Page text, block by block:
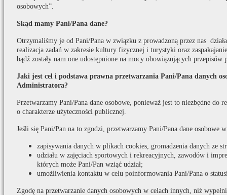
osobowych”.
Skąd mamy Pani/Pana dane?
Otrzymaliśmy je od Pani/Pana w związku z prowadzoną przez nas
realizacja zadań w zakresie kultury fizycznej i turystyki oraz
bądź zostały nam one udostępnione na mocy obowiązujących przepisów
Jaki jest cel i podstawa prawna przetwarzania Pani/Pana danych
Administratora?
Przetwarzamy Pani/Pana dane osobowe, ponieważ jest to niezbędne do
o charakterze użyteczności publicznej.
Jeśli się Pani/Pan na to zgodzi, przetwarzamy Pani/Pana dane osobowe
zapisywania danych w plikach cookies, gromadzenia danych ze
udziału w zajęciach sportowych i rekreacyjnych, zawodów i
których może Pani/Pan wziąć udział;
umożliwienia kontaktu w celu poinformowania Pani/Pana o
Zgodę na przetwarzanie danych osobowych w celach innych, niż